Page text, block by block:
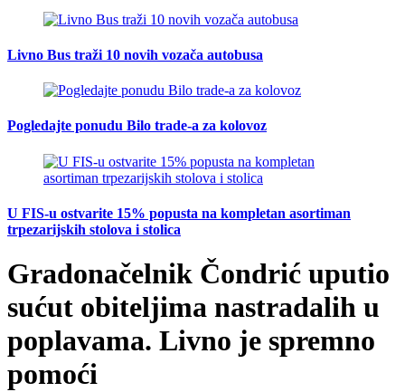
Livno Bus traži 10 novih vozača autobusa
Pogledajte ponudu Bilo trade-a za kolovoz
U FIS-u ostvarite 15% popusta na kompletan asortiman
trpezarijskih stolova i stolica
Gradonačelnik Čondrić uputio
sućut obiteljima nastradalih u
poplavama. Livno je spremno
pomoći